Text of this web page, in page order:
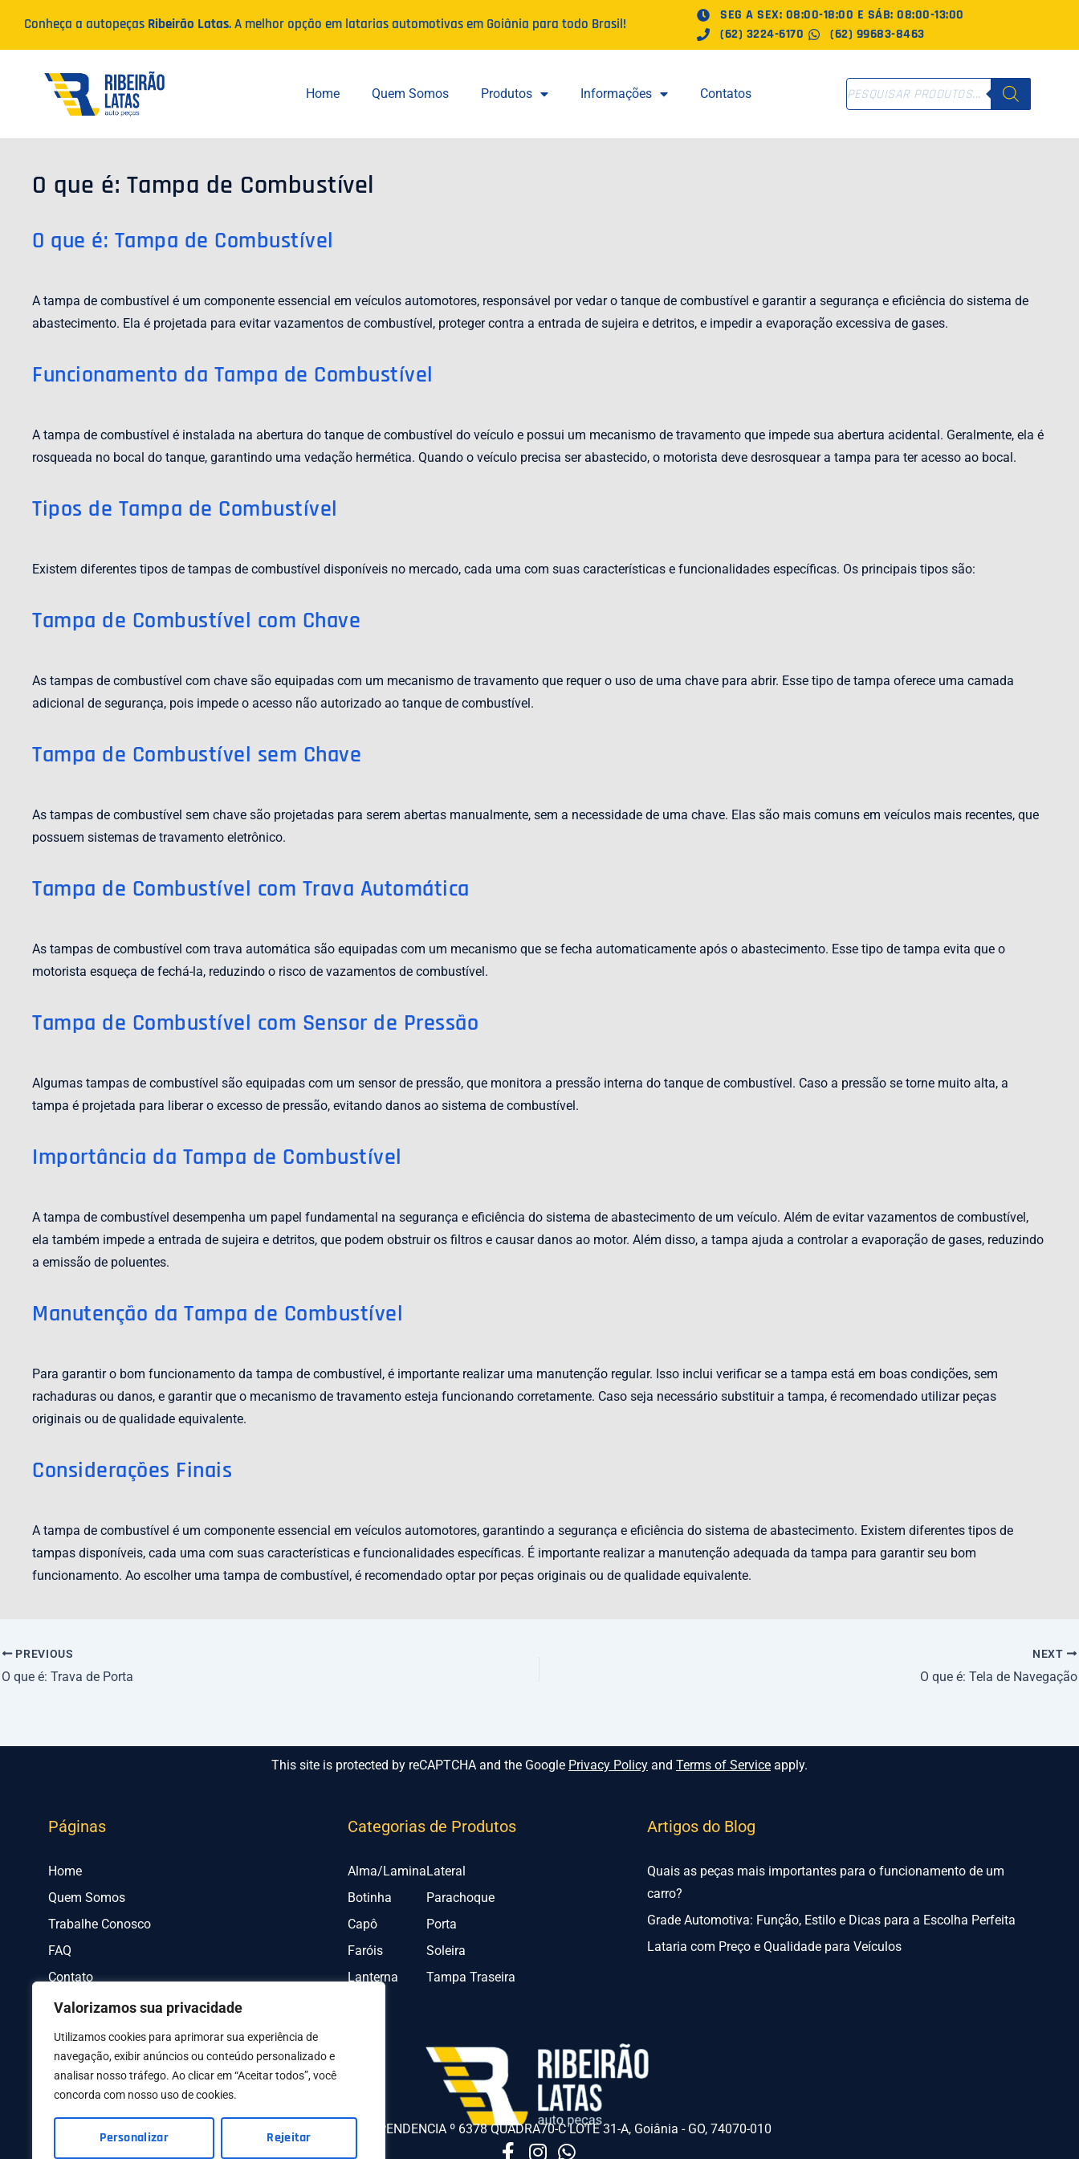
Valorizamos sua privacidade
Utilizamos cookies para aprimorar sua experiência de
navegação, exibir anúncios ou conteúdo personalizado e
analisar nosso tráfego. Ao clicar em “Aceitar todos”, você
concorda com nosso uso de cookies.
Personalizar Rejeitar
o
conteúdo
Conheça a autopeças Ribeirão Latas. A melhor opção em latarias automotivas em Goiânia para todo Brasil!
SEG A SEX: 08:00-18:00 E SÁB: 08:00-13:00
(62) 3224-6170
(62) 99683-8463
Home Quem Somos Produtos Informações Contatos
PESQUISAR
PRODUTOS
O que é: Tampa de Combustível
O que é: Tampa de Combustível
A tampa de combustível é um componente essencial em veículos automotores, responsável por vedar o tanque de combustível e garantir a segurança e eficiência do sistema de
abastecimento. Ela é projetada para evitar vazamentos de combustível, proteger contra a entrada de sujeira e detritos, e impedir a evaporação excessiva de gases.
Funcionamento da Tampa de Combustível
A tampa de combustível é instalada na abertura do tanque de combustível do veículo e possui um mecanismo de travamento que impede sua abertura acidental. Geralmente, ela é
rosqueada no bocal do tanque, garantindo uma vedação hermética. Quando o veículo precisa ser abastecido, o motorista deve desrosquear a tampa para ter acesso ao bocal.
Tipos de Tampa de Combustível
Existem diferentes tipos de tampas de combustível disponíveis no mercado, cada uma com suas características e funcionalidades específicas. Os principais tipos são:
Tampa de Combustível com Chave
As tampas de combustível com chave são equipadas com um mecanismo de travamento que requer o uso de uma chave para abrir. Esse tipo de tampa oferece uma camada
adicional de segurança, pois impede o acesso não autorizado ao tanque de combustível.
Tampa de Combustível sem Chave
As tampas de combustível sem chave são projetadas para serem abertas manualmente, sem a necessidade de uma chave. Elas são mais comuns em veículos mais recentes, que
possuem sistemas de travamento eletrônico.
Tampa de Combustível com Trava Automática
As tampas de combustível com trava automática são equipadas com um mecanismo que se fecha automaticamente após o abastecimento. Esse tipo de tampa evita que o
motorista esqueça de fechá-la, reduzindo o risco de vazamentos de combustível.
Tampa de Combustível com Sensor de Pressão
Algumas tampas de combustível são equipadas com um sensor de pressão, que monitora a pressão interna do tanque de combustível. Caso a pressão se torne muito alta, a
tampa é projetada para liberar o excesso de pressão, evitando danos ao sistema de combustível.
Importância da Tampa de Combustível
A tampa de combustível desempenha um papel fundamental na segurança e eficiência do sistema de abastecimento de um veículo. Além de evitar vazamentos de combustível,
ela também impede a entrada de sujeira e detritos, que podem obstruir os filtros e causar danos ao motor. Além disso, a tampa ajuda a controlar a evaporação de gases, reduzindo
a emissão de poluentes.
Manutenção da Tampa de Combustível
Para garantir o bom funcionamento da tampa de combustível, é importante realizar uma manutenção regular. Isso inclui verificar se a tampa está em boas condições, sem
rachaduras ou danos, e garantir que o mecanismo de travamento esteja funcionando corretamente. Caso seja necessário substituir a tampa, é recomendado utilizar peças
originais ou de qualidade equivalente.
Considerações Finais
A tampa de combustível é um componente essencial em veículos automotores, garantindo a segurança e eficiência do sistema de abastecimento. Existem diferentes tipos de
tampas disponíveis, cada uma com suas características e funcionalidades específicas. É importante realizar a manutenção adequada da tampa para garantir seu bom
funcionamento. Ao escolher uma tampa de combustível, é recomendado optar por peças originais ou de qualidade equivalente.
PREVIOUS
O que é: Trava de Porta
NEXT
O que é: Tela de Navegação
This site is protected by reCAPTCHA and the Google Privacy Policy and Terms of Service apply.
Páginas
Home
Quem Somos
Trabalhe Conosco
FAQ
Contato
Categorias de Produtos
Alma/Lamina
Botinha
Capô
Faróis
Lanterna
Lateral
Parachoque
Porta
Soleira
Tampa Traseira
Artigos do Blog
Quais as peças mais importantes para o funcionamento de um
carro?
Grade Automotiva: Função, Estilo e Dicas para a Escolha Perfeita
Lataria com Preço e Qualidade para Veículos
AV INDEPENDENCIA º 6378 QUADRA70-C LOTE 31-A, Goiânia - GO, 74070-010